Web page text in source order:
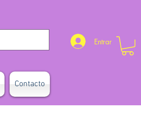
Entrar
Contacto